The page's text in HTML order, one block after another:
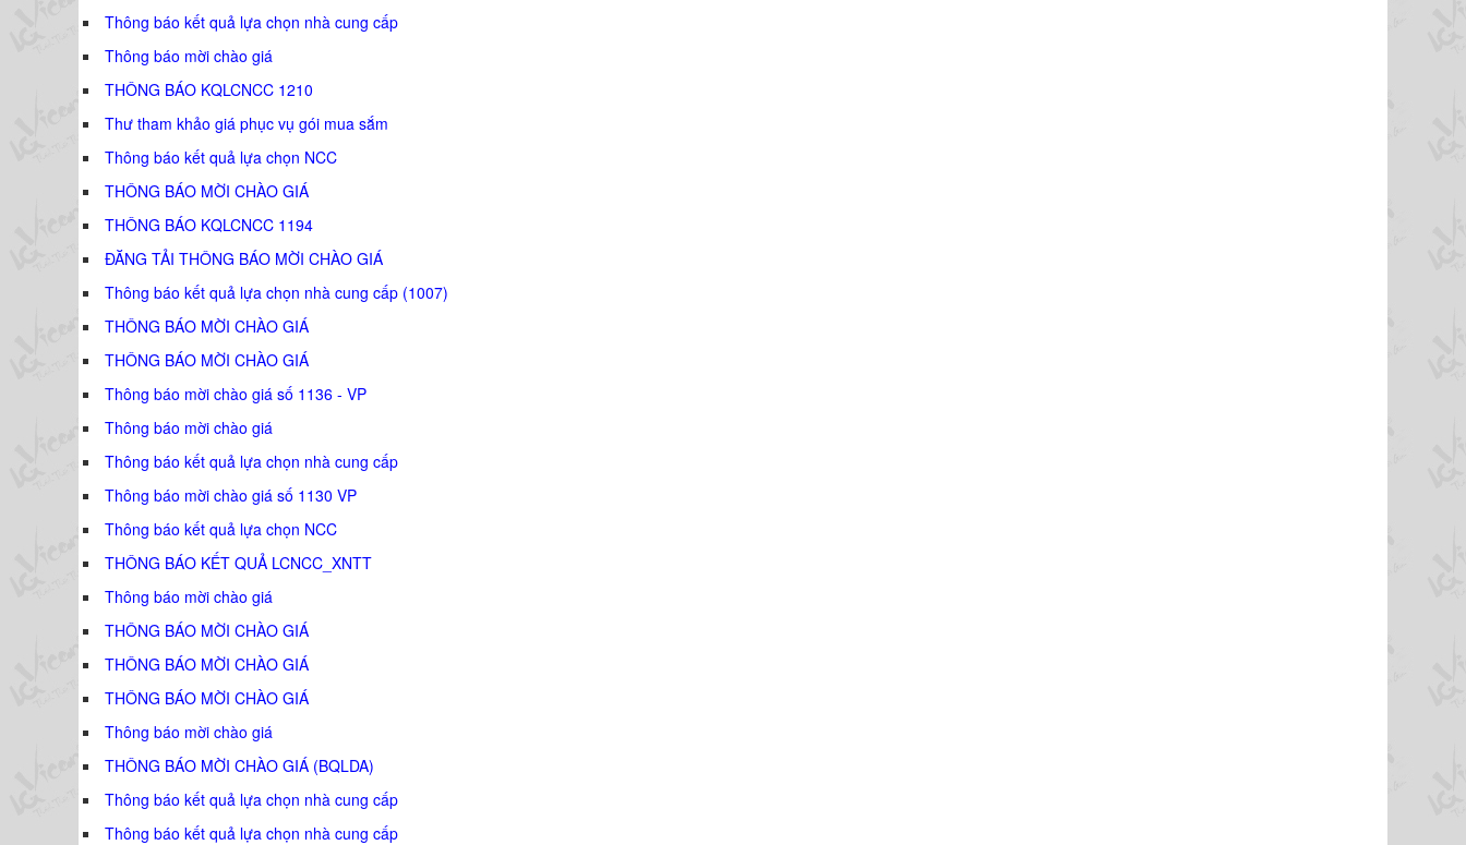
Thông báo kết quả lựa chọn nhà cung cấp
Thông báo mời chào giá
THÔNG BÁO KQLCNCC 1210
Thư tham khảo giá phục vụ gói mua sắm
Thông báo kết quả lựa chọn NCC
THÔNG BÁO MỜI CHÀO GIÁ
THÔNG BÁO KQLCNCC 1194
ĐĂNG TẢI THÔNG BÁO MỜI CHÀO GIÁ
Thông báo kết quả lựa chọn nhà cung cấp (1007)
THÔNG BÁO MỜI CHÀO GIÁ
THÔNG BÁO MỜI CHÀO GIÁ
Thông báo mời chào giá số 1136 - VP
Thông báo mời chào giá
Thông báo kết quả lựa chọn nhà cung cấp
Thông báo mời chào giá số 1130 VP
Thông báo kết quả lựa chọn NCC
THÔNG BÁO KẾT QUẢ LCNCC_XNTT
Thông báo mời chào giá
THÔNG BÁO MỜI CHÀO GIÁ
THÔNG BÁO MỜI CHÀO GIÁ
THÔNG BÁO MỜI CHÀO GIÁ
Thông báo mời chào giá
THÔNG BÁO MỜI CHÀO GIÁ (BQLDA)
Thông báo kết quả lựa chọn nhà cung cấp
Thông báo kết quả lựa chọn nhà cung cấp